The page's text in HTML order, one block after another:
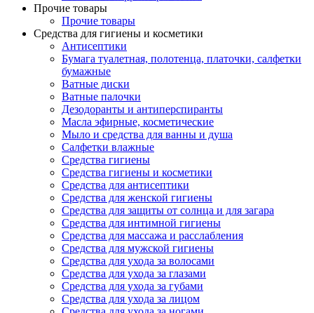
Прочие товары
Прочие товары
Средства для гигиены и косметики
Антисептики
Бумага туалетная, полотенца, платочки, салфетки
бумажные
Ватные диски
Ватные палочки
Дезодоранты и антиперспиранты
Масла эфирные, косметические
Мыло и средства для ванны и душа
Салфетки влажные
Средства гигиены
Средства гигиены и косметики
Средства для антисептики
Средства для женской гигиены
Средства для защиты от солнца и для загара
Средства для интимной гигиены
Средства для массажа и расслабления
Средства для мужской гигиены
Средства для ухода за волосами
Средства для ухода за глазами
Средства для ухода за губами
Средства для ухода за лицом